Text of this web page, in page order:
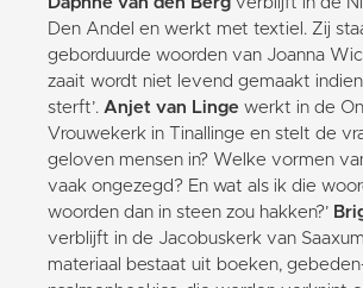
Den Andel en werkt met textiel. Zij
geborduurde woorden van Joanna
zaait wordt niet levend gemaakt
sterft’. Anjet van Linge werkt in de
Vrouwekerk in Tinallinge en stelt de
geloven mensen in? Welke vormen
vaak ongezegd? En wat als ik die
woorden dan in steen zou hakken?’
verblijft in de Jacobuskerk van
materiaal bestaat uit boeken,